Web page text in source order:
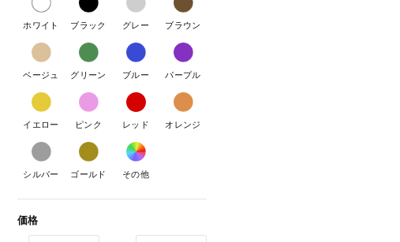
ホワイト ブラック グレー ブラウン
ベージュ グリーン ブルー パープル
イエロー ピンク レッド オレンジ
シルバー ゴールド その他
価格